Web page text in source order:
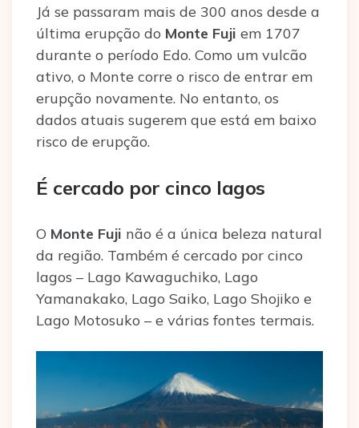
Já se passaram mais de 300 anos desde a
última erupção do Monte Fuji em 1707
durante o período Edo. Como um vulcão
ativo, o Monte corre o risco de entrar em
erupção novamente. No entanto, os
dados atuais sugerem que está em baixo
risco de erupção.
É cercado por cinco lagos
O Monte Fuji não é a única beleza natural
da região. Também é cercado por cinco
lagos – Lago Kawaguchiko, Lago
Yamanakako, Lago Saiko, Lago Shojiko e
Lago Motosuko – e várias fontes termais.